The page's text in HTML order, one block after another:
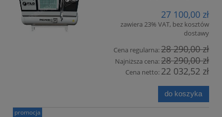
27 100,00 zł
zawiera 23% VAT, bez kosztów
dostawy
Cena regularna:28 290,00 zł
Najniższa cena:28 290,00 zł
Cena netto: 22 032,52 zł
do koszyka
promocja